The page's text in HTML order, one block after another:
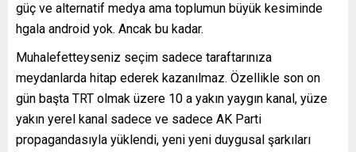
güç ve alternatif medya ama toplumun büyük kesiminde
hgala android yok. Ancak bu kadar.
Muhalefetteyseniz seçim sadece taraftarınıza
meydanlarda hitap ederek kazanılmaz. Özellikle son on
gün başta TRT olmak üzere 10 a yakın yaygın kanal, yüze
yakın yerel kanal sadece ve sadece AK Parti
propagandasıyla yüklendi, yeni yeni duygusal şarkıları